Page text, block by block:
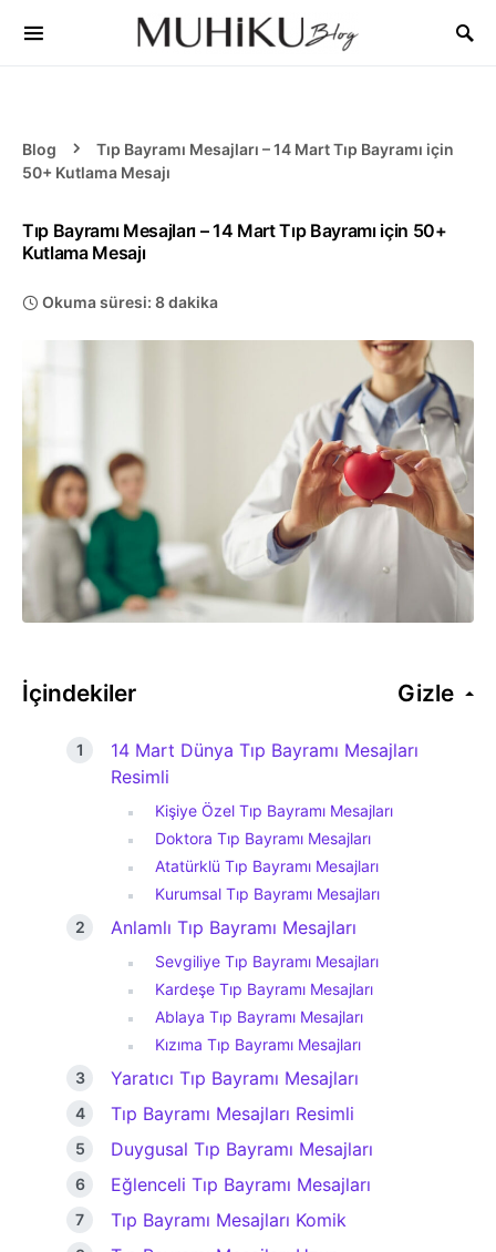
Blog
Tıp Bayramı Mesajları – 14 Mart Tıp Bayramı için
50+ Kutlama Mesajı
Tıp Bayramı Mesajları – 14 Mart Tıp Bayramı için 50+
Kutlama Mesajı
Okuma süresi: 8 dakika
İçindekiler Gizle
14 Mart Dünya Tıp Bayramı Mesajları
Resimli
Kişiye Özel Tıp Bayramı Mesajları
Doktora Tıp Bayramı Mesajları
Atatürklü Tıp Bayramı Mesajları
Kurumsal Tıp Bayramı Mesajları
Anlamlı Tıp Bayramı Mesajları
Sevgiliye Tıp Bayramı Mesajları
Kardeşe Tıp Bayramı Mesajları
Ablaya Tıp Bayramı Mesajları
Kızıma Tıp Bayramı Mesajları
Yaratıcı Tıp Bayramı Mesajları
Tıp Bayramı Mesajları Resimli
Duygusal Tıp Bayramı Mesajları
Eğlenceli Tıp Bayramı Mesajları
Tıp Bayramı Mesajları Komik